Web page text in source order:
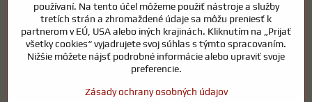
Povoliť a zapamätať -
súhlas s druhom cookie:
Funkčné
Otvoriť obsah v novom okne
používaní. Na tento účel môžeme použiť nástroje a služby
tretích strán a zhromaždené údaje sa môžu preniesť k
partnerom v EÚ, USA alebo iných krajinách. Kliknutím na „Prijať
všetky cookies“ vyjadrujete svoj súhlas s týmto spracovaním.
Nižšie môžete nájsť podrobné informácie alebo upraviť svoje
preferencie.
Zásady ochrany osobných údajov